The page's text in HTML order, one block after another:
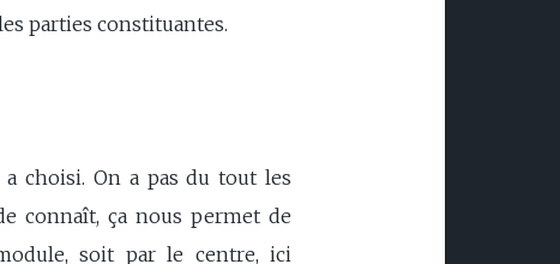
parties constituantes.
a choisi. On a pas du tout les
connaît, ça nous permet de
soit par le centre, ici